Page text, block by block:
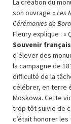
son ouvrage «Les
Cérémonies de
Fleury explique : «
Souvenir français
d’élever des
la campagne de
difficulté de la
célébrer, en terre
Moskowa. Cette
trop tôt suivie de
c’était honorer